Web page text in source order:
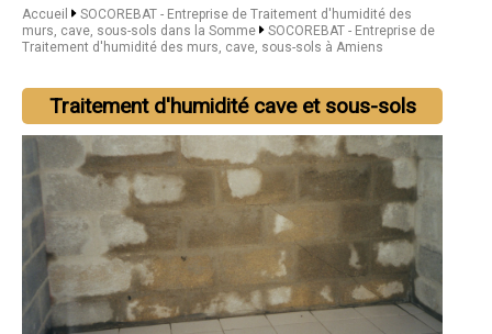
Accueil
SOCOREBAT - Entreprise de Traitement d'humidité des
murs, cave, sous-sols dans la Somme
SOCOREBAT - Entreprise de
Traitement d'humidité des murs, cave, sous-sols à Amiens
Traitement d'humidité cave et sous-sols